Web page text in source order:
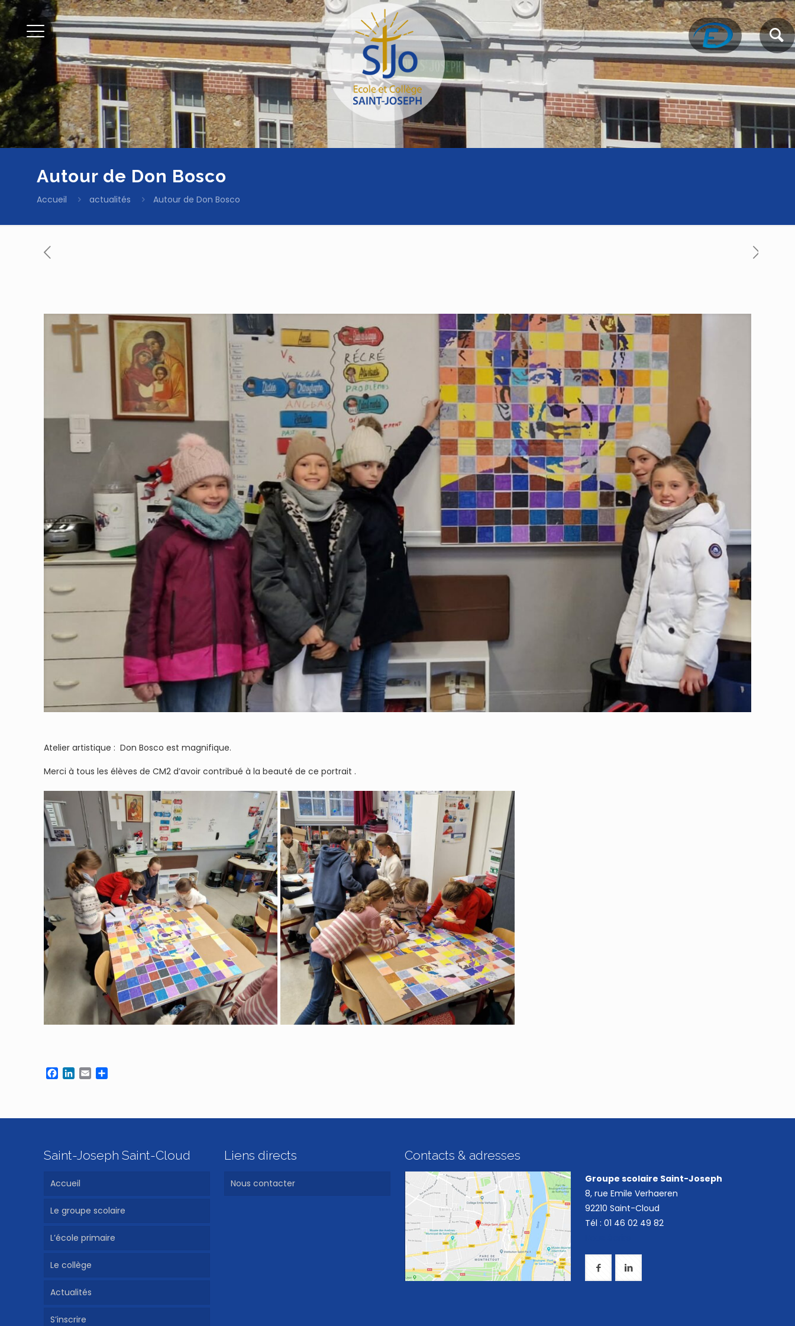
Autour de Don Bosco
Accueil actualités Autour de Don Bosco
Atelier artistique : Don Bosco est magnifique.
Merci à tous les élèves de CM2 d’avoir contribué à la beauté de ce portrait .
Facebook
LinkedIn
Email
Saint-Joseph Saint-Cloud
Accueil
Le groupe scolaire
L’école primaire
Le collège
Actualités
S’inscrire
Liens directs
Nous contacter
Contacts & adresses
Groupe scolaire Saint-Joseph
8, rue Emile Verhaeren
92210 Saint-Cloud
Tél : 01 46 02 49 82